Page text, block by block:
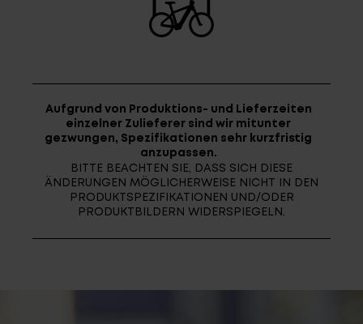
Aufgrund von Produktions- und Lieferzeiten
einzelner Zulieferer sind wir mitunter
gezwungen, Spezifikationen sehr kurzfristig
anzupassen.
BITTE BEACHTEN SIE, DASS SICH DIESE
ÄNDERUNGEN MÖGLICHERWEISE NICHT IN DEN
PRODUKTSPEZIFIKATIONEN UND/ODER
PRODUKTBILDERN WIDERSPIEGELN.